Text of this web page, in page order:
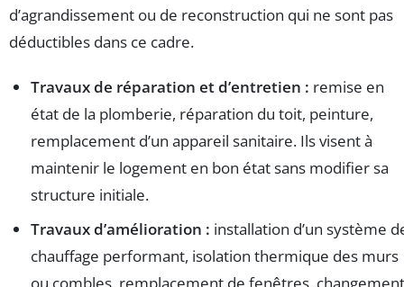
d’agrandissement ou de reconstruction qui ne sont pas
déductibles dans ce cadre.
Travaux de réparation et d’entretien : remise en
état de la plomberie, réparation du toit, peinture,
remplacement d’un appareil sanitaire. Ils visent à
maintenir le logement en bon état sans modifier sa
structure initiale.
Travaux d’amélioration : installation d’un système
chauffage performant, isolation thermique des murs